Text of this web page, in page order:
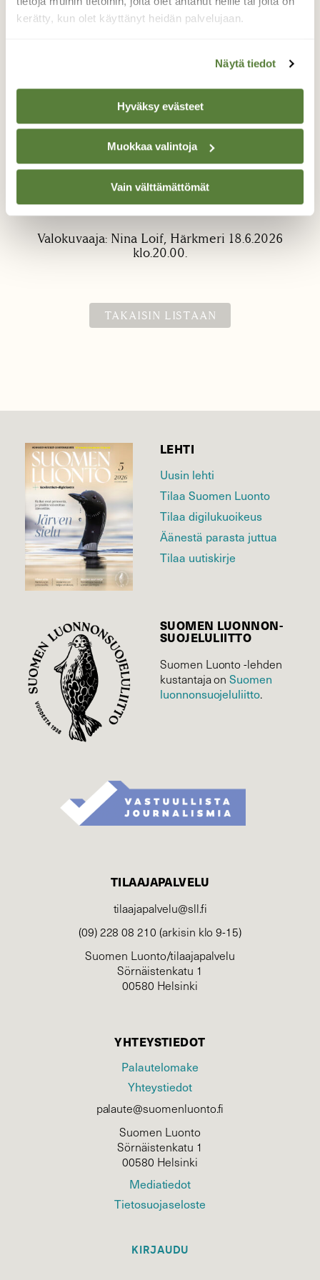
kerätty, kun olet käyttänyt heidän palvelujaan.
Näytä tiedot
Hyväksy evästeet
Muokkaa valintoja
Vain välttämättömät
Perhonen
Tämä perhonen? löytyi meidän terrassilla
Vai jotain muuta? Google lens ei anna
tarkkaa tietoa.
Valokuvaaja: Nina Loif, Härkmeri 18.6.2026
klo.20.00.
TAKAISIN LISTAAN
LEHTI
Uusin lehti
Tilaa Suomen Luonto
Tilaa digilukuoikeus
Äänestä parasta juttua
Tilaa uutiskirje
SUOMEN LUONNON­
SUOJELU­LIITTO
Suomen Luonto -lehden
kustantaja onSuomen
luonnonsuojelu­liitto.
TILAAJAPALVELU
tilaajapalvelu@sll.fi
(09) 228 08 210 (arkisin klo 9-15)
Suomen Luonto/tilaajapalvelu
Sörnäistenkatu 1
00580 Helsinki
YHTEYSTIEDOT
Palautelomake
Yhteystiedot
palaute@suomenluonto.fi
Suomen Luonto
Sörnäistenkatu 1
00580 Helsinki
Mediatiedot
Tietosuojaseloste
KIRJAUDU